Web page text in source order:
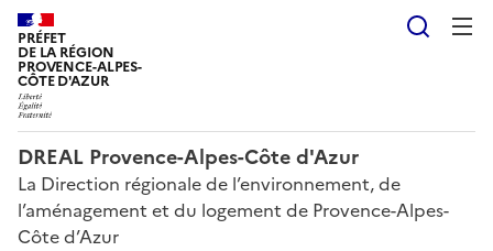
PRÉFET
DE LA RÉGION
PROVENCE-ALPES-
CÔTE D'AZUR
DREAL Provence-Alpes-Côte d'Azur
La Direction régionale de l’environnement, de
l’aménagement et du logement de Provence-Alpes-
Côte d’Azur